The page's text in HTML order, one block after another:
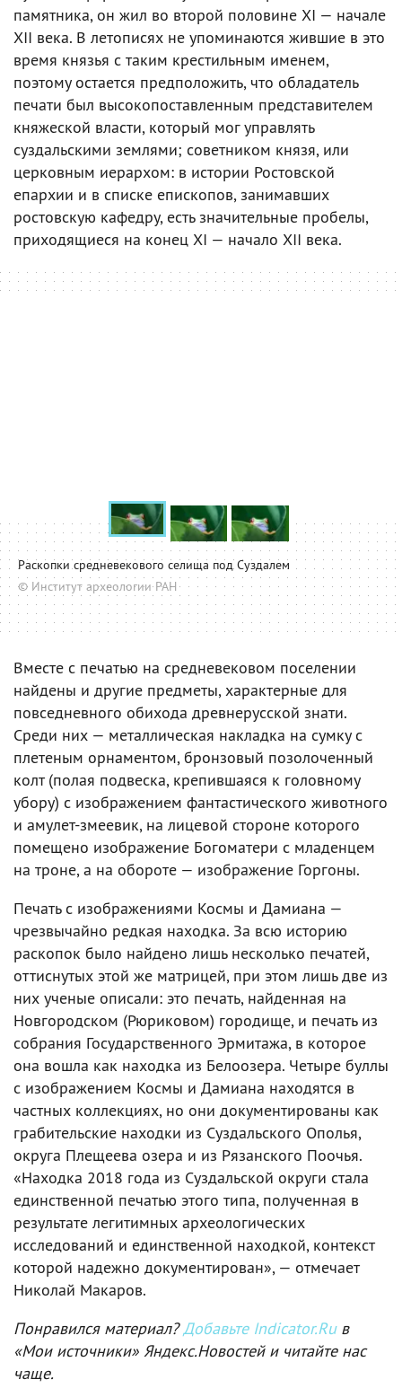
памятника, он жил во второй половине XI — начале
XII века. В летописях не упоминаются жившие в это
время князья с таким крестильным именем,
поэтому остается предположить, что обладатель
печати был высокопоставленным представителем
княжеской власти, который мог управлять
суздальскими землями; советником князя, или
церковным иерархом: в истории Ростовской
епархии и в списке епископов, занимавших
ростовскую кафедру, есть значительные пробелы,
приходящиеся на конец XI — начало XII века.
Раскопки средневекового селища под Суздалем
© Институт археологии РАН
Вместе с печатью на средневековом поселении
найдены и другие предметы, характерные для
повседневного обихода древнерусской знати.
Среди них — металлическая накладка на сумку с
плетеным орнаментом, бронзовый позолоченный
колт (полая подвеска, крепившаяся к головному
убору) с изображением фантастического животного
и амулет-змеевик, на лицевой стороне которого
помещено изображение Богоматери с младенцем
на троне, а на обороте — изображение Горгоны.
Печать с изображениями Космы и Дамиана —
чрезвычайно редкая находка. За всю историю
раскопок было найдено лишь несколько печатей,
оттиснутых этой же матрицей, при этом лишь две из
них ученые описали: это печать, найденная на
Новгородском (Рюриковом) городище, и печать из
собрания Государственного Эрмитажа, в которое
она вошла как находка из Белоозера. Четыре буллы
с изображением Космы и Дамиана находятся в
частных коллекциях, но они документированы как
грабительские находки из Суздальского Ополья,
округа Плещеева озера и из Рязанского Поочья.
«Находка 2018 года из Суздальской округи стала
единственной печатью этого типа, полученная в
результате легитимных археологических
исследований и единственной находкой, контекст
которой надежно документирован», — отмечает
Николай Макаров.
Понравился материал?Добавьте Indicator.Ruв
«Мои источники» Яндекс.Новостей и читайте нас
чаще.